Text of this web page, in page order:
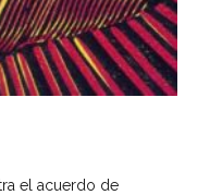
el acuerdo de